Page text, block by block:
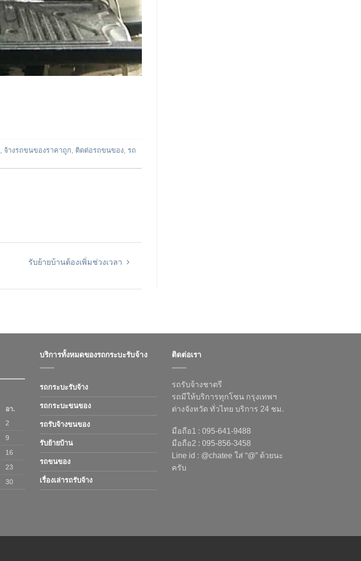
จ้างรถขนของราคาถูก ติดต่อรถขนของ
รถ
รับย้ายบ้านต้องเพิ่มช่วงเวลา
อา.
2
9
16
23
30
บริการทั้งหมดของรถกระบะรับจ้าง
รถกระบะรับจ้าง
รถกระบะขนของ
รถรับจ้างขนของ
รับย้ายบ้าน
รถขนของ
เรื่องเล่ารถรับจ้าง
ติดต่อเรา
รถรับจ้างชาตรี
รถมีให้บริการทุกโซน กรุงเทพฯ
ต่างจังหวัด ทั่วไทย บริการ 24 ชม.
มือถือ1 : 095-641-9488
มือถือ2 : 095-856-3458
Line id : @chatee ใส่ “@” ด้วยนะ
ครับ